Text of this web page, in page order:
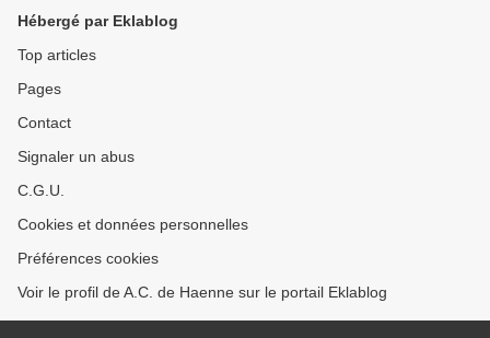
Hébergé par Eklablog
Top articles
Pages
Contact
Signaler un abus
C.G.U.
Cookies et données personnelles
Préférences cookies
Voir le profil de A.C. de Haenne sur le portail Eklablog